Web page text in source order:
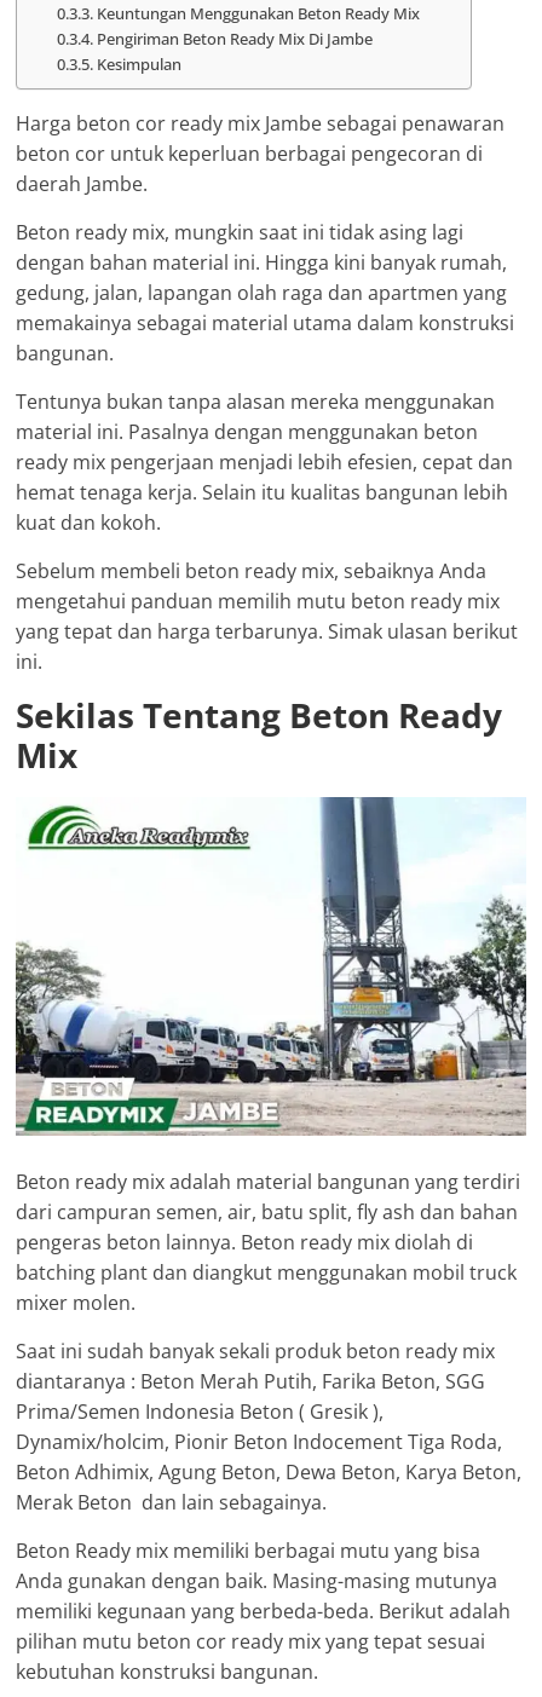
Keuntungan Menggunakan Beton Ready Mix
Pengiriman Beton Ready Mix Di Jambe
Kesimpulan
Harga beton cor ready mix Jambe sebagai penawaran
beton cor untuk keperluan berbagai pengecoran di
daerah Jambe.
Beton ready mix, mungkin saat ini tidak asing lagi
dengan bahan material ini. Hingga kini banyak rumah,
gedung, jalan, lapangan olah raga dan apartmen yang
memakainya sebagai material utama dalam konstruksi
bangunan.
Tentunya bukan tanpa alasan mereka menggunakan
material ini. Pasalnya dengan menggunakan beton
ready mix pengerjaan menjadi lebih efesien, cepat dan
hemat tenaga kerja. Selain itu kualitas bangunan lebih
kuat dan kokoh.
Sebelum membeli beton ready mix, sebaiknya Anda
mengetahui panduan memilih mutu beton ready mix
yang tepat dan harga terbarunya. Simak ulasan berikut
ini.
Sekilas Tentang Beton Ready
Mix
Beton ready mix adalah material bangunan yang terdiri
dari campuran semen, air, batu split, fly ash dan bahan
pengeras beton lainnya. Beton ready mix diolah di
batching plant dan diangkut menggunakan mobil truck
mixer molen.
Saat ini sudah banyak sekali produk beton ready mix
diantaranya : Beton Merah Putih, Farika Beton, SGG
Prima/Semen Indonesia Beton ( Gresik ),
Dynamix/holcim, Pionir Beton Indocement Tiga Roda,
Beton Adhimix, Agung Beton, Dewa Beton, Karya Beton,
Merak Beton dan lain sebagainya.
Beton Ready mix memiliki berbagai mutu yang bisa
Anda gunakan dengan baik. Masing-masing mutunya
memiliki kegunaan yang berbeda-beda. Berikut adalah
pilihan mutu beton cor ready mix yang tepat sesuai
kebutuhan konstruksi bangunan.